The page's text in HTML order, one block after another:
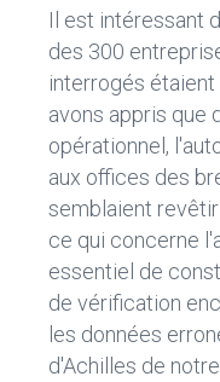
Il est intéressant
des 300
interrogés
avons appris que
opérationnel,
aux offices des
semblaient
ce qui concerne
essentiel de
de vérification
les données
d'Achilles de